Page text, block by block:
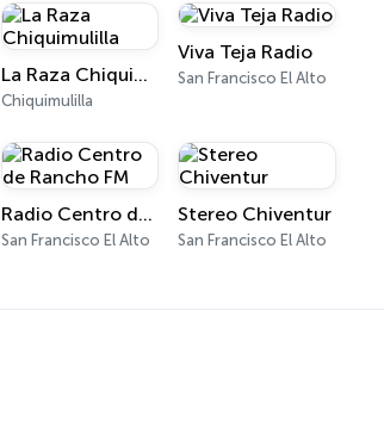
La Raza Chiquimulilla
Chiquimulilla
Viva Teja Radio
San Francisco El Alto
Radio Centro de Rancho FM
San Francisco El Alto
Stereo Chiventur
San Francisco El Alto